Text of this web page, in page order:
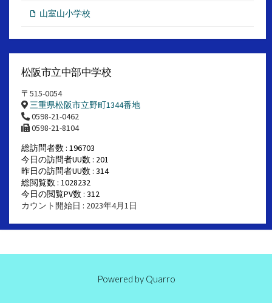
山室山小学校
松阪市立中部中学校
〒515-0054
三重県松阪市立野町1344番地
0598-21-0462
0598-21-8104
総訪問者数 : 196703
今日の訪問者UU数 : 201
昨日の訪問者UU数 : 314
総閲覧数 : 1028232
今日の閲覧PV数 : 312
カウント開始日 : 2023年4月1日
Powered by Quarro